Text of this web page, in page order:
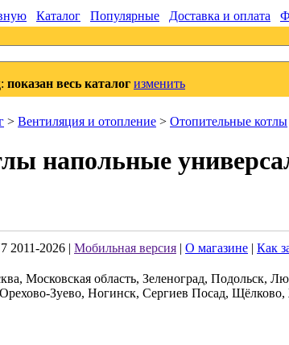
Каталог Популярные Доставка и оплата
показан весь каталог изменить
> Вентиляция и отопление > Отопительные котлы
напольные
2011-2026 | Мобильная версия | О магазине | Как
Московская область, Зеленоград,
Орехово-Зуево, Ногинск, Сергиев Посад,